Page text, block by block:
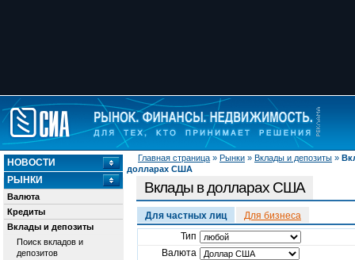
Главная страница » Рынки » Вклады и депозиты »
долларах США
НОВОСТИ
РЫНКИ
Валюта
Кредиты
Вклады и депозиты
Поиск вкладов и
депозитов
Вклады в долларах США
Для частных лиц
Для бизнеса
Тип
Валюта